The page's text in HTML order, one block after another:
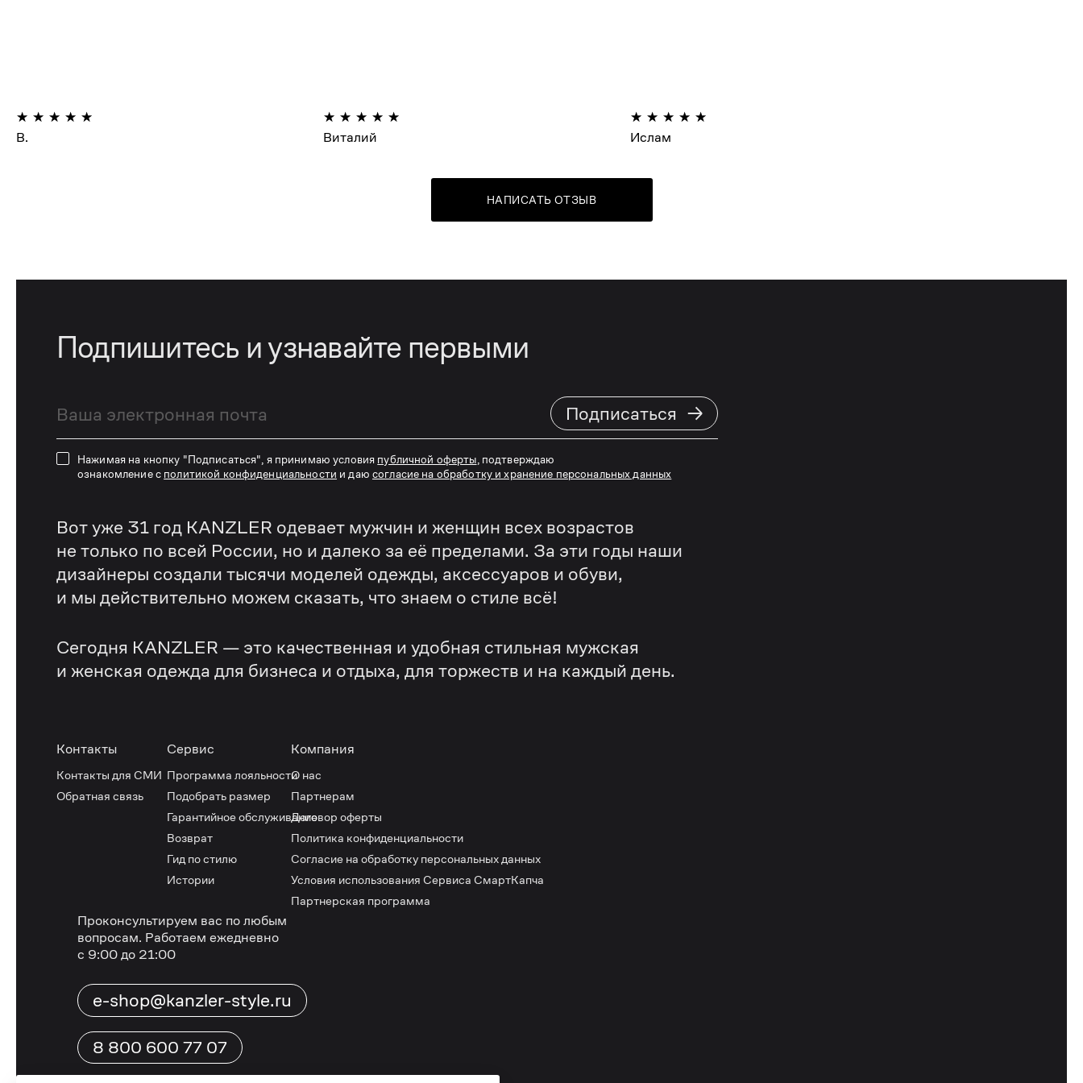
В. Виталий Ислам
НАПИСАТЬ ОТЗЫВ
Подпишитесь и узнавайте первыми
Подписаться →
Нажимая на кнопку "Подписаться", я принимаю условия публичной оферты , подтверждаю
ознакомление с политикой конфиденциальности и даюсогласие на обработку и хранение персональных данных
Вот уже 31 год KANZLER одевает мужчин и женщин всех возрастов
не только по всей России, но и далеко за её пределами. За эти годы наши
дизайнеры создали тысячи моделей одежды, аксессуаров и обуви,
и мы действительно можем сказать, что знаем о стиле всё!
Сегодня KANZLER — это качественная и удобная стильная мужская
и женская одежда для бизнеса и отдыха, для торжеств и на каждый день.
Контакты
Контакты для СМИ
Обратная связь
Сервис
Программа лояльности
Подобрать размер
Гарантийное обслуживание
Возврат
Гид по стилю
Истории
Компания
О нас
Партнерам
Договор оферты
Политика конфиденциальности
Согласие на обработку персональных данных
Условия использования Сервиса СмартКапча
Партнерская программа
Проконсультируем вас по любым
вопросам. Работаем ежедневно
с 9:00 до 21:00
e-shop@kanzler-style.ru
8 800 600 77 07